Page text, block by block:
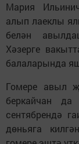
Мария
алып лаеклы
белән
Хәзерге
балаларында
Гомере авыл
беркайчан
сентябрендә
дөньяга